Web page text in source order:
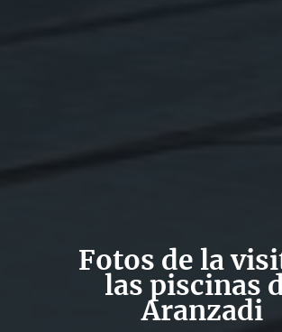
Fotos de la
las piscinas
Aranzadi